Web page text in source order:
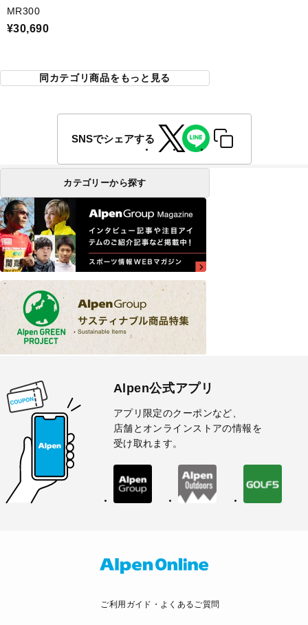
MR300
¥30,690
同カテゴリ商品をもっと見る
SNSでシェアする
カテゴリーから探す
Alpen公式アプリ
アプリ限定のクーポンなど、
店舗とオンラインストアの情報を
受け取れます。
ご利用ガイド・よくあるご質問